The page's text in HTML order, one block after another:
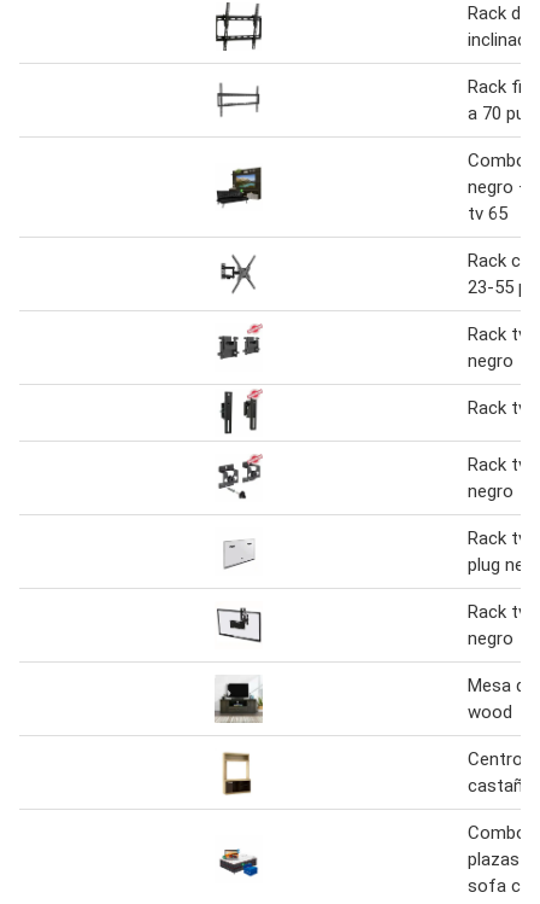
Rack de
Rack
a 70
Combo
negro +
tv 65
Rack
23-55
Rack tv
negro
Rack tv
Rack tv
negro
Rack tv
plug
Rack tv
negro
Mesa
wood
Centro
Combo
plazas
sofa